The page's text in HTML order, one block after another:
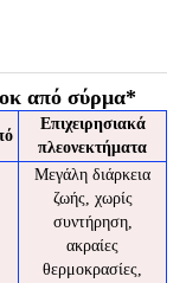
από σύρμα*
Επιχειρησιακά
πλεονεκτήματα
Μεγάλη διάρκεια
ζωής, χωρίς
συντήρηση,
ακραίες
θερμοκρασίες,